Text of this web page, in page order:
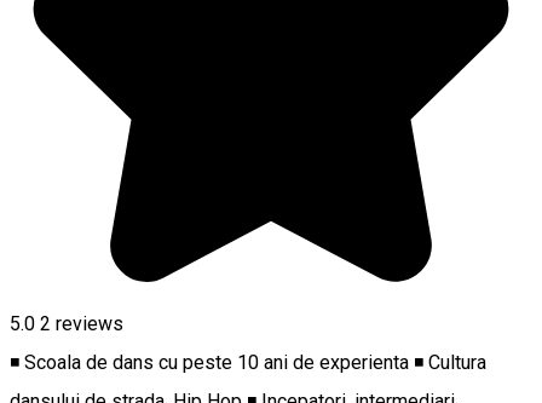
5.0 2 reviews
◾ Scoala de dans cu peste 10 ani de experienta ◾ Cultura